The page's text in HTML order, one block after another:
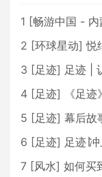
1 [畅游中国 - 内
2 [环球星动] 悦
3 [足迹] 足迹 |
4 [足迹]
《足
5 [足迹] 幕后故
6 [足迹] 足迹∣
7 [风水] 如何买